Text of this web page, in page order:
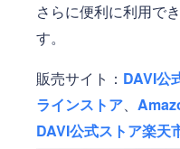
さらに便利に利用で
す。
販売サイト： DAVI公
ラインストア、
DAVI公式ストア楽天